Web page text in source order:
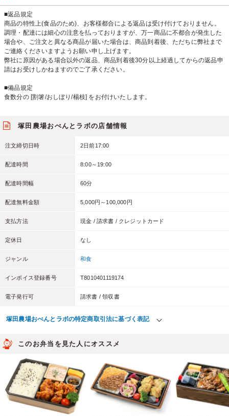
■返品規定
商品の特性上(食品のため)、お客様都合による返品は受け付けておりません。
調理・配達には細心の注意を払っておりますが、万一商品に不都合が発生した
場合や、ご注文と異なる商品が届いた場合は、商品到着後、ただちに弊社まで
ご連絡くださいますようお願い申し上げます。
弊社に原因がある場合以外の返品、商品到着後30分以上経過してからの返品申
請はお受けしかねますのでご了承ください。
■備品規定
食数分の [割箸/おしぼり/楊枝] をお付けいたします。
塚田農場おべんとラボの店舗情報
注文締切日時 2日前17:00
配達時間 8:00～19:00
配達時間幅 60分
配達無料金額 5,000円～100,000円
支払方法 現金 / 請求書 / クレジットカード
定休日 なし
ジャンル 和食
インボイス登録番号 T8010401119174
電子発行可 請求書 / 領収書
塚田農場おべんとラボの特定商取引法に基づく表記
このお弁当を見た人にオススメ